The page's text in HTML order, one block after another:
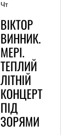
Чт
ВІКТОР
ВИННИК.
МЕРІ.
ТЕПЛИЙ
ЛІТНІЙ
КОНЦЕРТ
ПІД
ЗОРЯМИ